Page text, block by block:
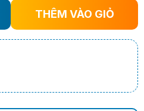
THÊM VÀO GIỎ